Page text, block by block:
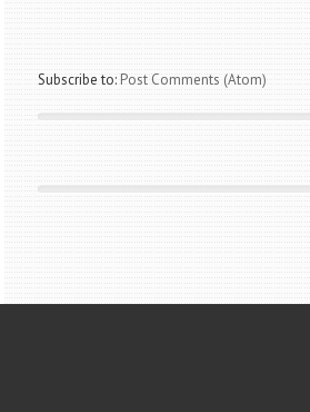
Subscribe to: Post Comments (Atom)